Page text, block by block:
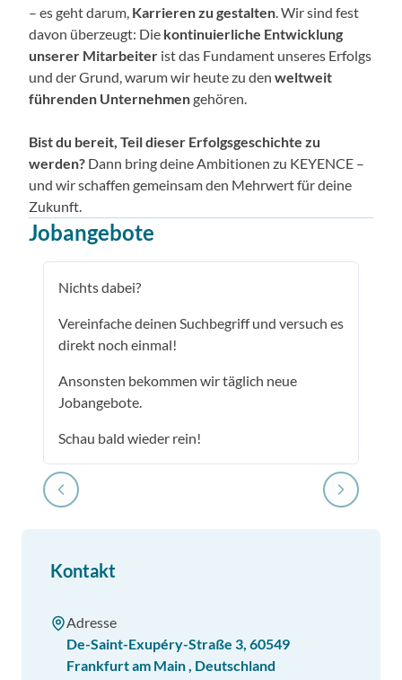
– es geht darum, Karrieren zu gestalten. Wir sind fest
davon überzeugt: Die kontinuierliche Entwicklung
unserer Mitarbeiter ist das Fundament unseres Erfolgs
und der Grund, warum wir heute zu den weltweit
führenden Unternehmengehören.
Bist du bereit, Teil dieser Erfolgsgeschichte zu
werden? Dann bring deine Ambitionen zu KEYENCE –
und wir schaffen gemeinsam den Mehrwert für deine
Zukunft.
Jobangebote
Nichts dabei?
Vereinfache deinen Suchbegriff und versuch es
direkt noch einmal!
Ansonsten bekommen wir täglich neue
Jobangebote.
Schau bald wieder rein!
Kontakt
Adresse
De-Saint-Exupéry-Straße 3, 60549
Frankfurt am Main, Deutschland